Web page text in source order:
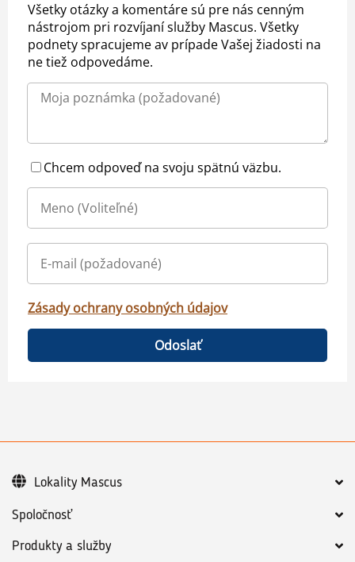
Všetky otázky a komentáre sú pre nás cenným
nástrojom pri rozvíjaní služby Mascus. Všetky
podnety spracujeme av prípade Vašej žiadosti na
ne tiež odpovedáme.
Chcem odpoveď na svoju spätnú väzbu.
Zásady ochrany osobných údajov
Odoslať
Spoločnosť
Produkty a služby
Lokality Mascus